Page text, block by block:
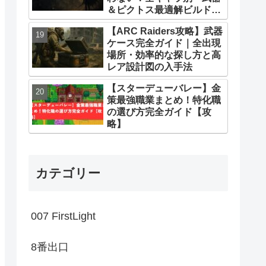
＆ピクトス最適解ビルドま
とめ
【ARC Raiders攻略】武器
ケース完全ガイド｜全出現
場所・効率的な探し方と高
レア設計図の入手法
【スターデューバレー】金
策最強職業まとめ！特化職
の選び方完全ガイド【攻
略】
カテゴリー
007 FirstLight
8番出口